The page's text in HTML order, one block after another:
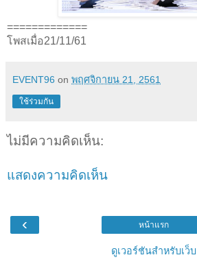
=============
โพสเมื่อ21/11/61
EVENT96 on พฤศจิกายน 21, 2561
ใช้ร่วมกัน
ไม่มีความคิดเห็น:
แสดงความคิดเห็น
‹ หน้าแรก
ดูเวอร์ชันสำหรับเว็บ